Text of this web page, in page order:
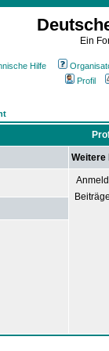
Ein
Hilfe
Profil
Weitere